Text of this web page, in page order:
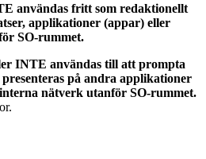
användas fritt som redaktionellt
applikationer (appar) eller
SO-rummet.
INTE användas till att prompta
på andra applikationer
nätverk utanför SO-rummet.